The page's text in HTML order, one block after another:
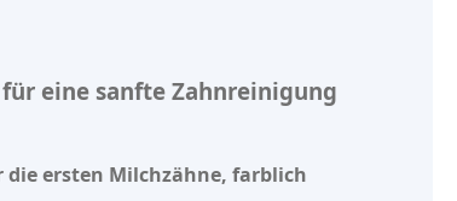
eine sanfte Zahnreinigung
ersten Milchzähne, farblich